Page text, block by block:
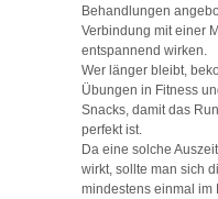
Behandlungen
Verbindung mit einer
entspannend wirken.
Wer länger bleibt,
Übungen in Fitness
Snacks, damit das
perfekt ist.
Da eine solche
wirkt, sollte man sich
mindestens einmal im